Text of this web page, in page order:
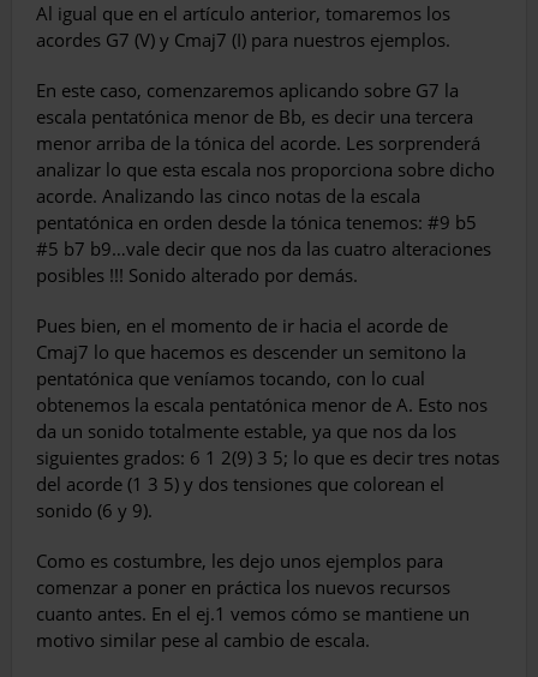
Al igual que en el artículo anterior, tomaremos los
acordes G7 (V) y Cmaj7 (I) para nuestros ejemplos.
En este caso, comenzaremos aplicando sobre G7 la
escala pentatónica menor de Bb, es decir una tercera
menor arriba de la tónica del acorde. Les sorprenderá
analizar lo que esta escala nos proporciona sobre dicho
acorde. Analizando las cinco notas de la escala
pentatónica en orden desde la tónica tenemos: #9 b5
#5 b7 b9…vale decir que nos da las cuatro alteraciones
posibles !!! Sonido alterado por demás.
Pues bien, en el momento de ir hacia el acorde de
Cmaj7 lo que hacemos es descender un semitono la
pentatónica que veníamos tocando, con lo cual
obtenemos la escala pentatónica menor de A. Esto nos
da un sonido totalmente estable, ya que nos da los
siguientes grados: 6 1 2(9) 3 5; lo que es decir tres notas
del acorde (1 3 5) y dos tensiones que colorean el
sonido (6 y 9).
Como es costumbre, les dejo unos ejemplos para
comenzar a poner en práctica los nuevos recursos
cuanto antes. En el ej.1 vemos cómo se mantiene un
motivo similar pese al cambio de escala.